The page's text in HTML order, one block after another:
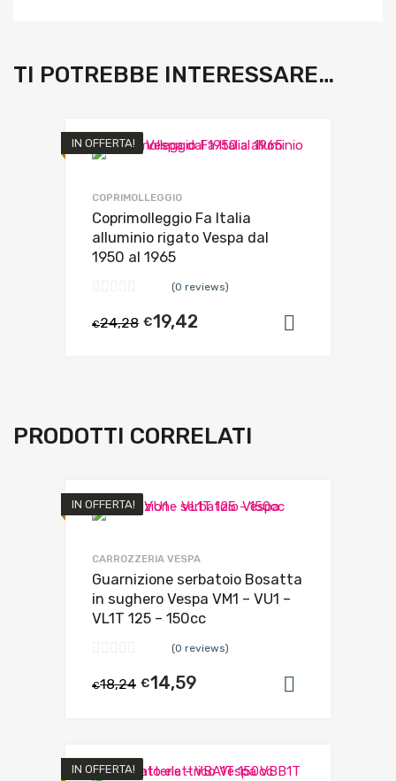
TI POTREBBE INTERESSARE…
IN OFFERTA!
COPRIMOLLEGGIO
Coprimolleggio Fa Italia
alluminio rigato Vespa dal
1950 al 1965
(0 reviews)
€24,28 €19,42
PRODOTTI CORRELATI
IN OFFERTA!
CARROZZERIA VESPA
Guarnizione serbatoio Bosatta
in sughero Vespa VM1 – VU1 –
VL1T 125 – 150cc
(0 reviews)
€18,24 €14,59
IN OFFERTA!